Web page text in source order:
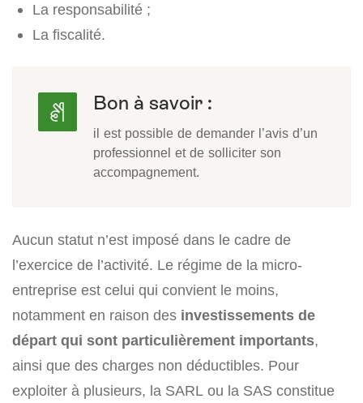
La responsabilité ;
La fiscalité.
Bon à savoir :
il est possible de demander l’avis d’un
professionnel et de solliciter son
accompagnement.
Aucun statut n’est imposé dans le cadre de
l’exercice de l’activité. Le régime de la micro-
entreprise est celui qui convient le moins,
notamment en raison des investissements de
départ qui sont particulièrement importants,
ainsi que des charges non déductibles. Pour
exploiter à plusieurs, la SARL ou la SAS constitue